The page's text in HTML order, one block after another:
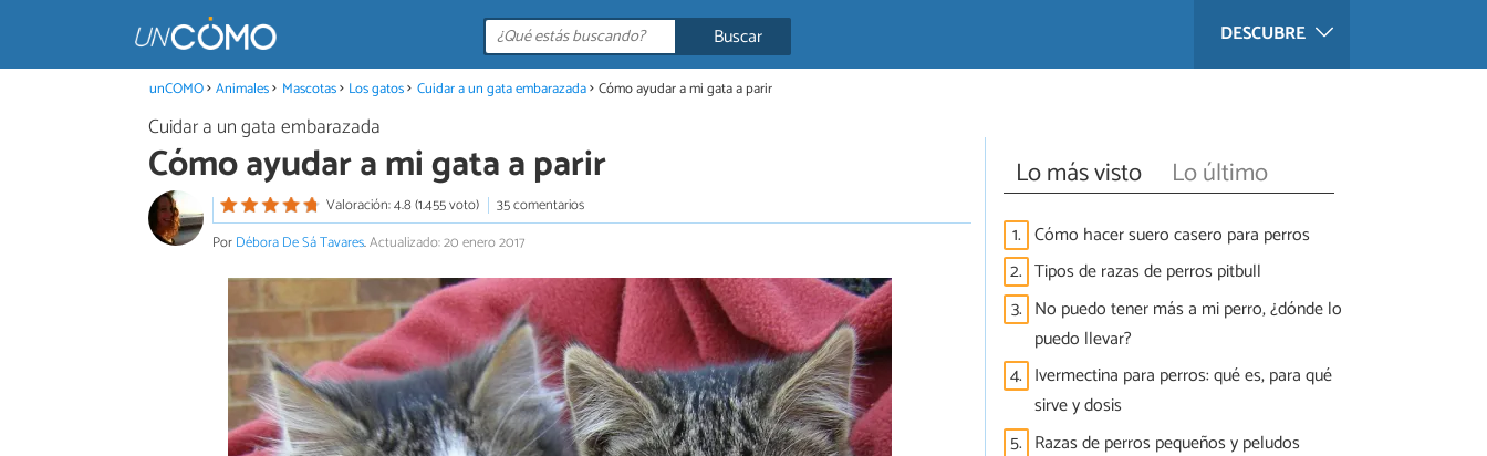
DESCUBRE
Buscar
unCOMO Animales Mascotas Los gatos Cuidar a un gata embarazada Cómo ayudar a mi gata a parir
Cuidar a un gata embarazada
Cómo ayudar a mi gata a parir
Valoración: 4.8 (1.455 voto)
35 comentarios
PorDébora De Sá Tavares.Actualizado: 20 enero 2017
Lo más visto Lo último
1. Cómo hacer suero casero para perros
2. Tipos de razas de perros pitbull
3. No puedo tener más a mi perro, ¿dónde lo
puedo llevar?
4. Ivermectina para perros: qué es, para qué
sirve y dosis
5. Razas de perros pequeños y peludos